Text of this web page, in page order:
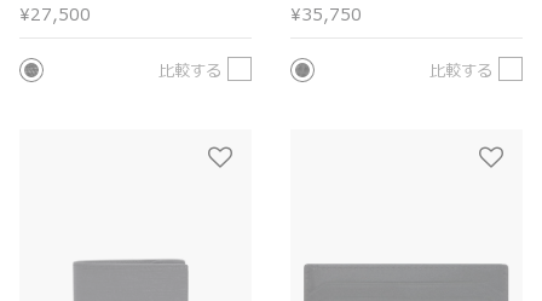
¥27,500
比較する
¥35,750
比較する